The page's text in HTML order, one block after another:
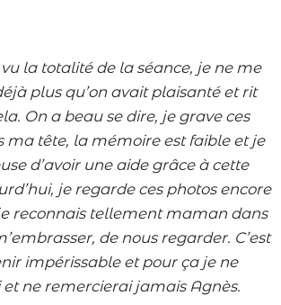
vu la totalité de la séance, je ne me
plus qu’on avait plaisanté et rit
On a beau se dire, je grave ces
ma tête, la mémoire est faible et je
d’avoir une aide grâce à cette
je regarde ces photos encore
reconnais tellement maman dans
de nous regarder. C’est
impérissable et pour ça je ne
ne remercierai jamais Agnès.